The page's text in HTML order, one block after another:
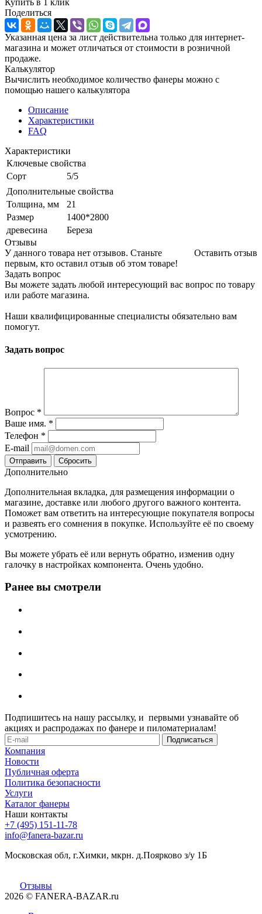
Купить в 1 клик
Поделиться
Указанная цена за лист действительна только для интернет-
магазина и может отличаться от стоимости в розничной
продаже.
Калькулятор
Вычислить необходимое количество фанеры можно с
помощью нашего калькулятора
Описание
Характеристики
FAQ
Характеристики
Ключевые свойства
Сорт
5/5
Дополнительные свойства
Толщина, мм
21
Размер
1400*2800
древесина
Береза
Отзывы
Оставить отзыв
У данного товара нет отзывов. Станьте
первым, кто оставил отзыв об этом товаре!
Задать вопрос
Вы можете задать любой интересующий вас вопрос по товару
или работе магазина.
Наши квалифицированные специалисты обязательно вам
помогут.
Задать вопрос
Вопрос *
Ваше имя. *
Телефон *
E-mail
Сбросить
Дополнительно
Дополнительная вкладка, для размещения информации о
магазине, доставке или любого другого важного контента.
Поможет вам ответить на интересующие покупателя вопросы
и развеять его сомнения в покупке. Используйте её по своему
усмотрению.
Вы можете убрать её или вернуть обратно, изменив одну
галочку в настройках компонента. Очень удобно.
Ранее вы смотрели
Подпишитесь на нашу рассылку, и первыми узнавайте об
акциях и распродажах по фанере и пиломатериалам!
Компания
Новости
Публичная оферта
Политика безопасности
Услуги
Каталог фанеры
Наши контакты
+7 (495) 151-11-78
info@fanera-bazar.ru
Московская обл, г.Химки, мкрн. д.Поярково з/у 1Б
Отзывы
2026 © FANERA-BAZAR.ru